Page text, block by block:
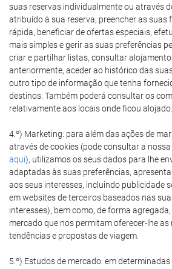
suas reservas individualmente ou através
atribuído à sua reserva, preencher as
rápida, beneficiar de ofertas especiais,
mais simples e gerir as suas preferências
criar e partilhar listas, consultar
anteriormente, aceder ao histórico das
outro tipo de informação que tenha
destinos. Também poderá consultar os
relativamente aos locais onde ficou alojado.
4.º) Marketing: para além das ações de
através de cookies (pode consultar a
aqui), utilizamos os seus dados para lhe
adaptadas às suas preferências,
aos seus interesses, incluindo publicidade
em websites de terceiros baseados nas
interesses), bem como, de forma
mercado que nos permitam oferecer-lhe as
tendências e propostas de viagem.
5.º) Estudos de mercado: em